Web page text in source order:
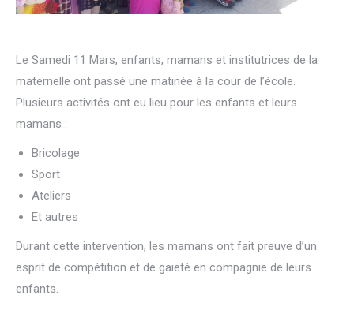
Le Samedi 11 Mars, enfants, mamans et institutrices de la
maternelle ont passé une matinée à la cour de l’école.
Plusieurs activités ont eu lieu pour les enfants et leurs
mamans :
Bricolage
Sport
Ateliers
Et autres
Durant cette intervention, les mamans ont fait preuve d’un
esprit de compétition et de gaieté en compagnie de leurs
enfants.